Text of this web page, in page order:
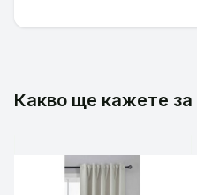
Какво ще кажете за